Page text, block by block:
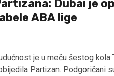
Dubai je
ABA lige
je u meču šestog kola
Partizan. Podgoričani